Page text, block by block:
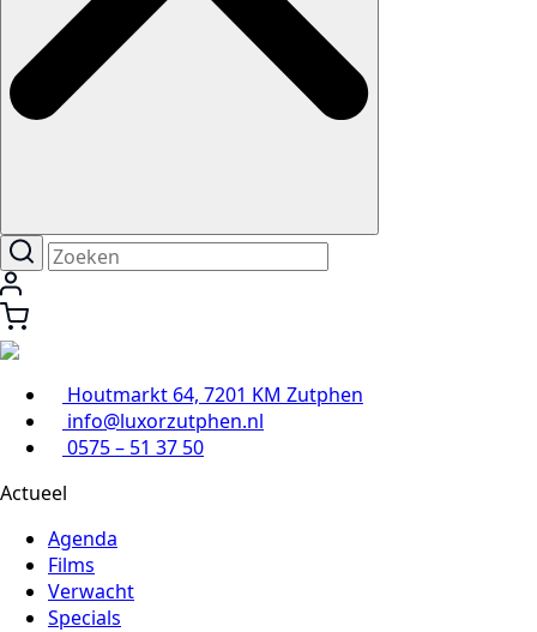
Houtmarkt 64, 7201 KM Zutphen
info@luxorzutphen.nl
0575 – 51 37 50
Actueel
Agenda
Films
Verwacht
Specials